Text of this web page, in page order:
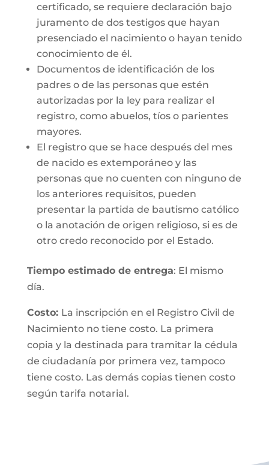
certificado, se requiere declaración bajo
juramento de dos testigos que hayan
presenciado el nacimiento o hayan tenido
conocimiento de él.
Documentos de identificación de los
padres o de las personas que estén
autorizadas por la ley para realizar el
registro, como abuelos, tíos o parientes
mayores.
El registro que se hace después del mes
de nacido es extemporáneo y las
personas que no cuenten con ninguno de
los anteriores requisitos, pueden
presentar la partida de bautismo católico
o la anotación de origen religioso, si es de
otro credo reconocido por el Estado.
Tiempo estimado de entrega: El mismo
día.
Costo: La inscripción en el Registro Civil de
Nacimiento no tiene costo. La primera
copia y la destinada para tramitar la cédula
de ciudadanía por primera vez, tampoco
tiene costo. Las demás copias tienen costo
según tarifa notarial.